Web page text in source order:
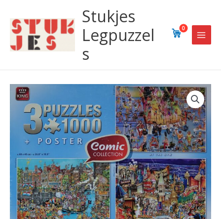
inhoud
Stukjes
Legpuzzel
s
0